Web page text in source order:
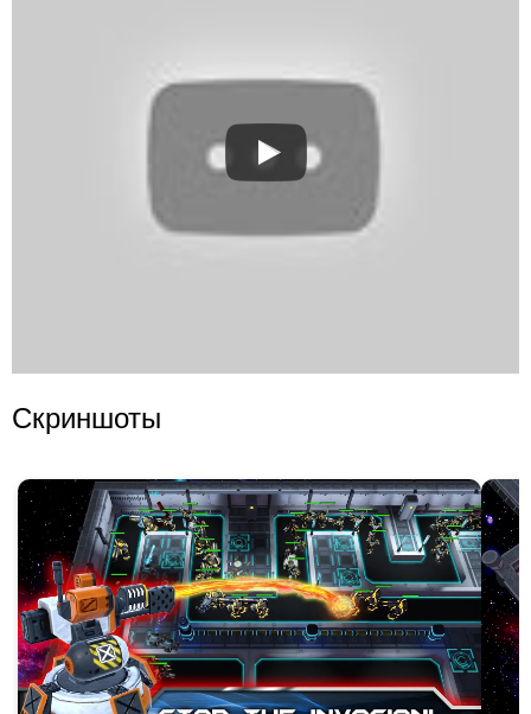
Скриншоты